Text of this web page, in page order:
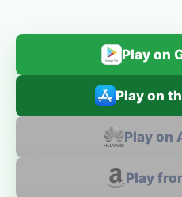
Play on
Play on
Play on
Play